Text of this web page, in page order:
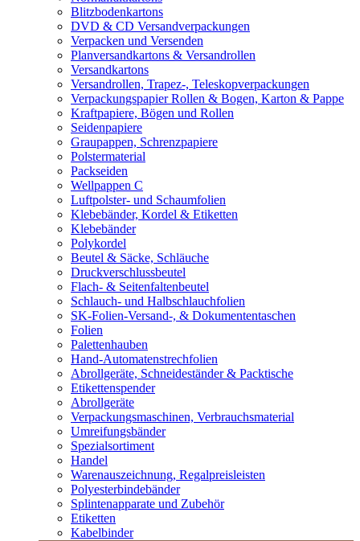
Blitzbodenkartons
DVD & CD Versandverpackungen
Verpacken und Versenden
Planversandkartons & Versandrollen
Versandkartons
Versandrollen, Trapez-, Teleskopverpackungen
Verpackungspapier Rollen & Bogen, Karton & Pappe
Kraftpapiere, Bögen und Rollen
Seidenpapiere
Graupappen, Schrenzpapiere
Polstermaterial
Packseiden
Wellpappen C
Luftpolster- und Schaumfolien
Klebebänder, Kordel & Etiketten
Klebebänder
Polykordel
Beutel & Säcke, Schläuche
Druckverschlussbeutel
Flach- & Seitenfaltenbeutel
Schlauch- und Halbschlauchfolien
SK-Folien-Versand-, & Dokumententaschen
Folien
Palettenhauben
Hand-Automatenstrechfolien
Abrollgeräte, Schneideständer & Packtische
Etikettenspender
Abrollgeräte
Verpackungsmaschinen, Verbrauchsmaterial
Umreifungsbänder
Spezialsortiment
Handel
Warenauszeichnung, Regalpreisleisten
Polyesterbindebänder
Splintenapparate und Zubehör
Etiketten
Kabelbinder